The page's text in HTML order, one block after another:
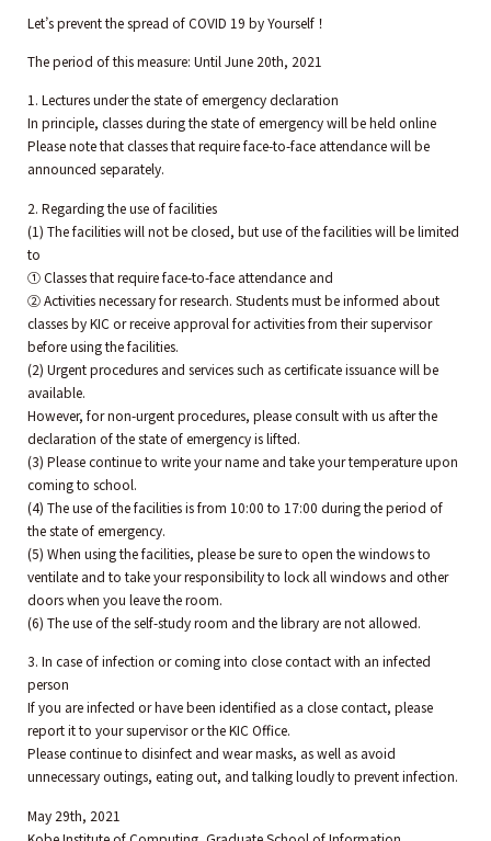
Let’s prevent the spread of COVID 19 by Yourself！
The period of this measure: Until June 20th, 2021
1. Lectures under the state of emergency declaration
In principle, classes during the state of emergency will be held online
Please note that classes that require face-to-face attendance will be
announced separately.
2. Regarding the use of facilities
(1) The facilities will not be closed, but use of the facilities will be limited
to
① Classes that require face-to-face attendance and
② Activities necessary for research. Students must be informed about
classes by KIC or receive approval for activities from their supervisor
before using the facilities.
(2) Urgent procedures and services such as certificate issuance will be
available.
However, for non-urgent procedures, please consult with us after the
declaration of the state of emergency is lifted.
(3) Please continue to write your name and take your temperature upon
coming to school.
(4) The use of the facilities is from 10:00 to 17:00 during the period of
the state of emergency.
(5) When using the facilities, please be sure to open the windows to
ventilate and to take your responsibility to lock all windows and other
doors when you leave the room.
(6) The use of the self-study room and the library are not allowed.
3. In case of infection or coming into close contact with an infected
person
If you are infected or have been identified as a close contact, please
report it to your supervisor or the KIC Office.
Please continue to disinfect and wear masks, as well as avoid
unnecessary outings, eating out, and talking loudly to prevent infection.
May 29th, 2021